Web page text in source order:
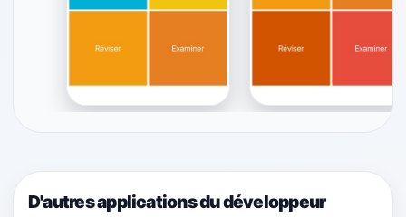
D'autres applications du développeur